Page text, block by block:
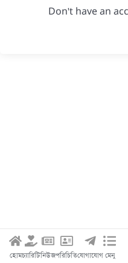
Don't have an
হোমচ্যারিটিনিউজপরিচিতিযোগাযোগ মেনু